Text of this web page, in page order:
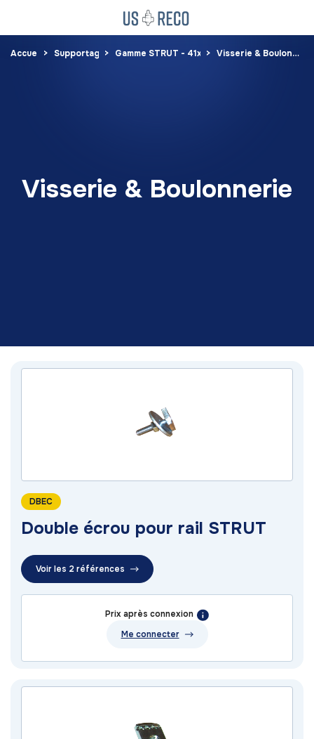
Accueil Supportage Gamme STRUT - 41x41 Visserie & Boulonnerie
Visserie & Boulonnerie
DBEC
Double écrou pour rail STRUT
Voir les 2 références
Prix après connexion
Me connecter